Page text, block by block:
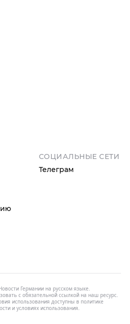
СОЦИАЛЬНЫЕ СЕТИ
Телеграм
Германии на русском языке.
с обязательной ссылкой на наш ресурс.
использования доступны в политике
и условиях использования.